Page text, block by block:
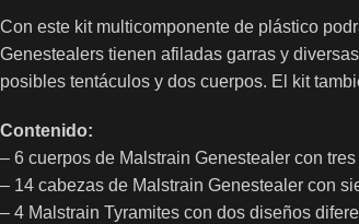
Con este kit multicomponente de plástico
Genestealers tienen afiladas garras y
posibles tentáculos y dos cuerpos. El kit
Contenido:
– 6 cuerpos de Malstrain Genestealer con
– 14 cabezas de Malstrain Genestealer con
– 4 Malstrain Tyramites con dos diseños